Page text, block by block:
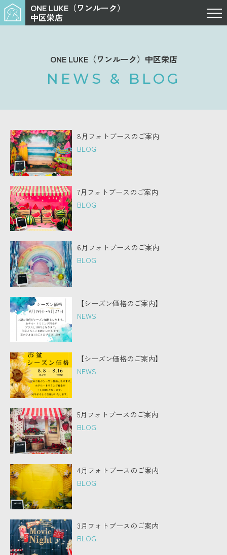
ONE LUKE（ワンルーク）
中区栄店
ONE LUKE（ワンルーク）中区栄店
NEWS & BLOG
8月フォトブースのご案内
BLOG
7月フォトブースのご案内
BLOG
6月フォトブースのご案内
BLOG
【シーズン価格のご案内】
NEWS
【シーズン価格のご案内】
NEWS
5月フォトブースのご案内
BLOG
4月フォトブースのご案内
BLOG
3月フォトブースのご案内
BLOG